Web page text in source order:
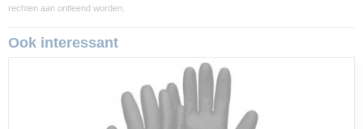
rechten aan ontleend worden.
Ook interessant